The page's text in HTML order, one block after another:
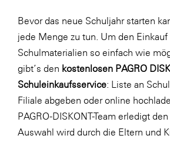
Bauvereinigungen
Getzner Werkstoffe
Heimat Österreich
ikp
Johnson & Johnson
JELD-WEN DANA
Bevor das neue Schuljahr starten
jede Menge zu tun. Um den Einkauf
Schulmaterialien so einfach wie
gibt’s den kostenlosen PAGRO
Schuleinkaufsservice: Liste an
Filiale abgeben oderonline
PAGRO-DISKONT-Team erledigt
Auswahl wird durch die Eltern und